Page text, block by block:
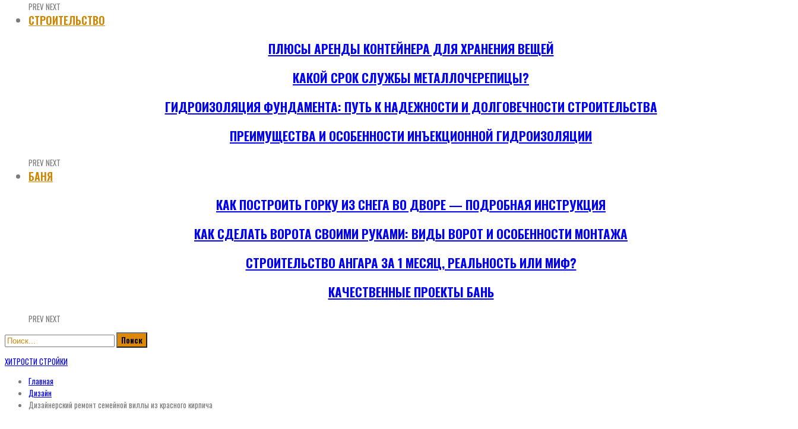
PREV NEXT
СТРОИТЕЛЬСТВО
ПЛЮСЫ АРЕНДЫ КОНТЕЙНЕРА ДЛЯ ХРАНЕНИЯ ВЕЩЕЙ
КАКОЙ СРОК СЛУЖБЫ МЕТАЛЛОЧЕРЕПИЦЫ?
ГИДРОИЗОЛЯЦИЯ ФУНДАМЕНТА: ПУТЬ К НАДЕЖНОСТИ И ДОЛГОВЕЧНОСТИ СТРОИТЕЛЬСТВА
ПРЕИМУЩЕСТВА И ОСОБЕННОСТИ ИНЪЕКЦИОННОЙ ГИДРОИЗОЛЯЦИИ
PREV NEXT
БАНЯ
КАК ПОСТРОИТЬ ГОРКУ ИЗ СНЕГА ВО ДВОРЕ — ПОДРОБНАЯ ИНСТРУКЦИЯ
КАК СДЕЛАТЬ ВОРОТА СВОИМИ РУКАМИ: ВИДЫ ВОРОТ И ОСОБЕННОСТИ МОНТАЖА
СТРОИТЕЛЬСТВО АНГАРА ЗА 1 МЕСЯЦ, РЕАЛЬНОСТЬ ИЛИ МИФ?
КАЧЕСТВЕННЫЕ ПРОЕКТЫ БАНЬ
PREV NEXT
ХИТРОСТИ СТРОЙКИ
Главная
Дизайн
Дизайнерский ремонт семейной виллы из красного кирпича